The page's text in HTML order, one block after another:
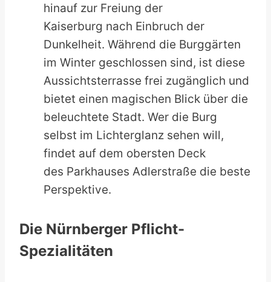
hinauf zur Freiung der
Kaiserburg nach Einbruch der
Dunkelheit. Während die Burggärten
im Winter geschlossen sind, ist diese
Aussichtsterrasse frei zugänglich und
bietet einen magischen Blick über die
beleuchtete Stadt. Wer die Burg
selbst im Lichterglanz sehen will,
findet auf dem obersten Deck
des Parkhauses Adlerstraße die beste
Perspektive.
Die Nürnberger Pflicht-
Spezialitäten